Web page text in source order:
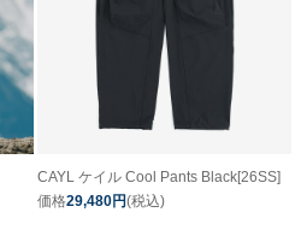
CAYL ケイル Cool Pants Black[26SS]
価格29,480円(税込)